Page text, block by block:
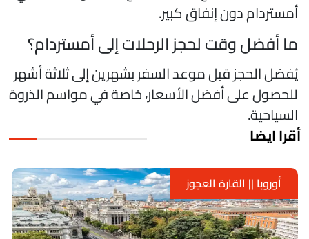
دون إنفاق كبير.
أفضل وقت لحجز الرحلات إلى أمستردام؟
الحجز قبل موعد السفر بشهرين إلى ثلاثة أشهر
على أفضل الأسعار، خاصة في مواسم الذروة
ايضا
أوروبا || القارة العجوز